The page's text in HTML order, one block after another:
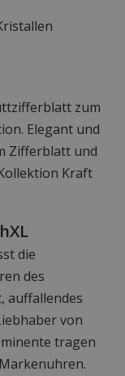
zum
Elegant und
Zifferblatt und
Kraft
die
des
auffallendes
von
tragen